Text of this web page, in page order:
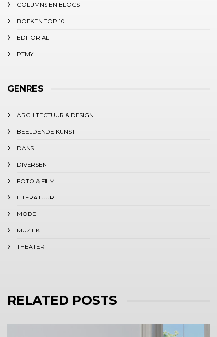
COLUMNS EN BLOGS
BOEKEN TOP 10
EDITORIAL
PTMY
GENRES
ARCHITECTUUR & DESIGN
BEELDENDE KUNST
DANS
DIVERSEN
FOTO & FILM
LITERATUUR
MODE
MUZIEK
THEATER
RELATED POSTS